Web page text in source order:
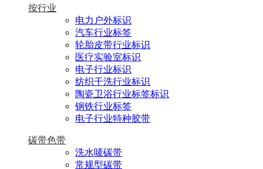
按行业
电力户外标识
汽车行业标签
轮胎皮带行业标识
医疗实验室标识
电子行业标识
纺织干洗行业标识
陶瓷卫浴行业标签标识
钢铁行业标签
电子行业特种胶带
碳带色带
洗水唛碳带
常规型碳带